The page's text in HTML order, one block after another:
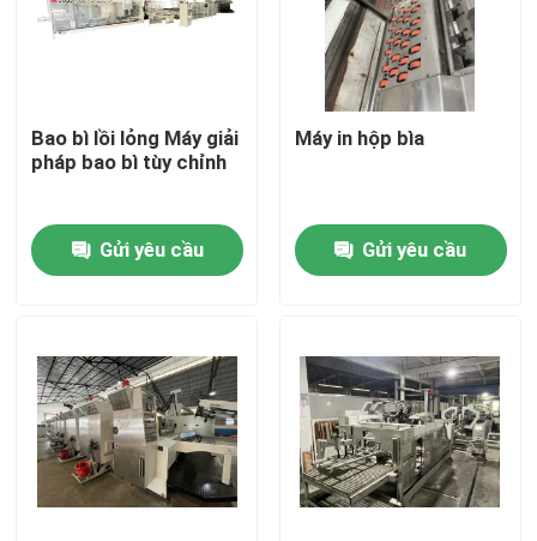
Các sản phẩm
Video
Bao bì lồi lỏng Máy giải
pháp bao bì tùy chỉnh
Gửi yêu cầu
Máy in hộp bìa
Gửi yêu cầu